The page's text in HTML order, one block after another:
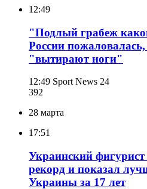
12:49
"Подлый грабеж
России
"вытирают ноги"
12:49 Sport News 24
392
28 марта
17:51
Украинский
рекорд и показал
Украины за 17 лет